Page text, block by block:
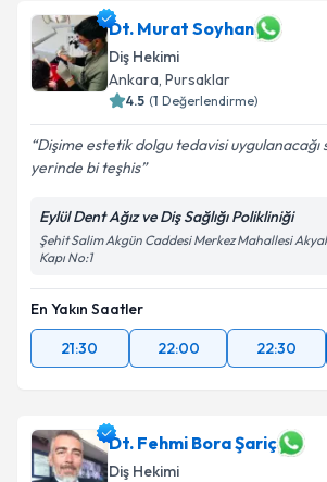
Dt. Murat Soyhan
Diş Hekimi
Ankara, Pursaklar
4.5 (1 Değerlendirme)
Dişime estetik dolgu tedavisi uygulanacağı
yerinde bi teşhis
Eylül Dent Ağız ve Diş Sağlığı Polikliniği
Şehit Salim Akgün Caddesi Merkez Mahallesi
Kapı No:1
En Yakın Saatler
21:30
22:00 22:30
Dt. Fehmi Bora Şariç
Diş Hekimi